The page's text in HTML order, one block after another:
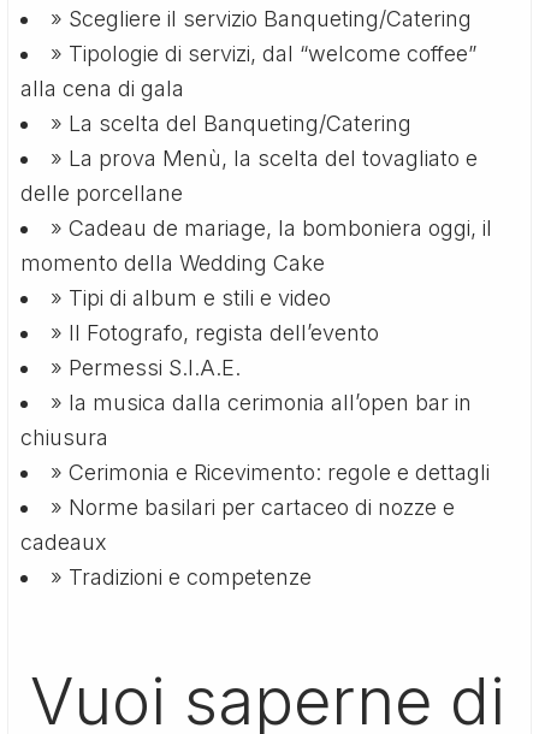
» Scegliere il servizio Banqueting/Catering
» Tipologie di servizi, dal “welcome coffee”
alla cena di gala
» La scelta del Banqueting/Catering
» La prova Menù, la scelta del tovagliato e
delle porcellane
» Cadeau de mariage, la bomboniera oggi, il
momento della Wedding Cake
» Tipi di album e stili e video
» Il Fotografo, regista dell’evento
» Permessi S.I.A.E.
» la musica dalla cerimonia all’open bar in
chiusura
» Cerimonia e Ricevimento: regole e dettagli
» Norme basilari per cartaceo di nozze e
cadeaux
» Tradizioni e competenze
Vuoi saperne di